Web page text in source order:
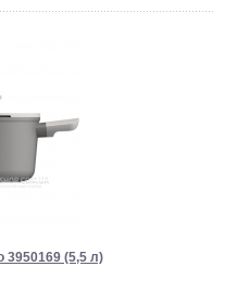
3950169 (5,5 л)